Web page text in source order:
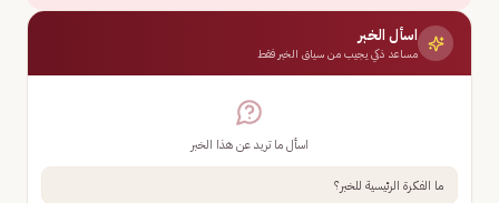
اسأل الخبر
مساعد ذكي يجيب من سياق الخبر فقط
اسأل ما تريد عن هذا الخبر
ما الفكرة الرئيسية للخبر؟